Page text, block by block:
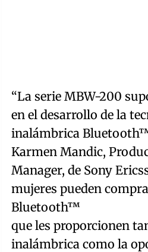
“La serie MBW-200
en el desarrollo de la
inalámbrica
Karmen Mandic,
Manager, de Sony
mujeres pueden
Bluetooth™
que les proporcionen
inalámbrica como la